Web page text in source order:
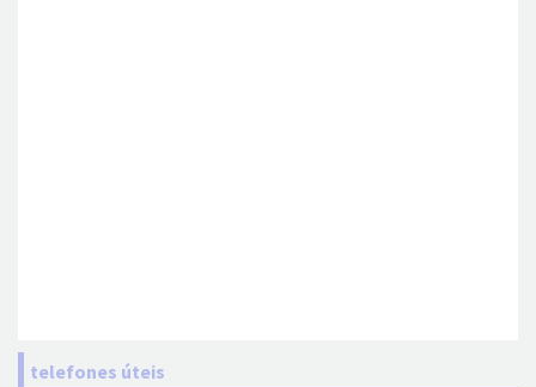
telefones úteis